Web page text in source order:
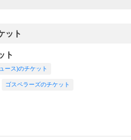
ット
ト
ース)のチケット
ゴスペラーズのチケット